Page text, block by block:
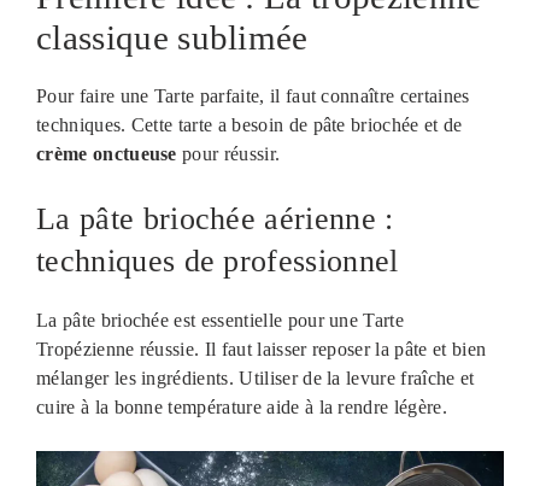
classique sublimée
Pour faire une Tarte parfaite, il faut connaître certaines
techniques. Cette tarte a besoin de pâte briochée et de
crème onctueuse pour réussir.
La pâte briochée aérienne :
techniques de professionnel
La pâte briochée est essentielle pour une Tarte
Tropézienne réussie. Il faut laisser reposer la pâte et bien
mélanger les ingrédients. Utiliser de la levure fraîche et
cuire à la bonne température aide à la rendre légère.